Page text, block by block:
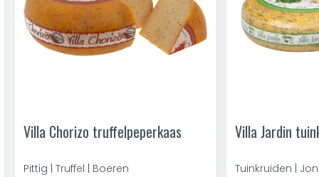
Villa Chorizo truffelpeperkaas
Pittig | Truffel | Boeren
Villa Jardin
Tuinkruiden |